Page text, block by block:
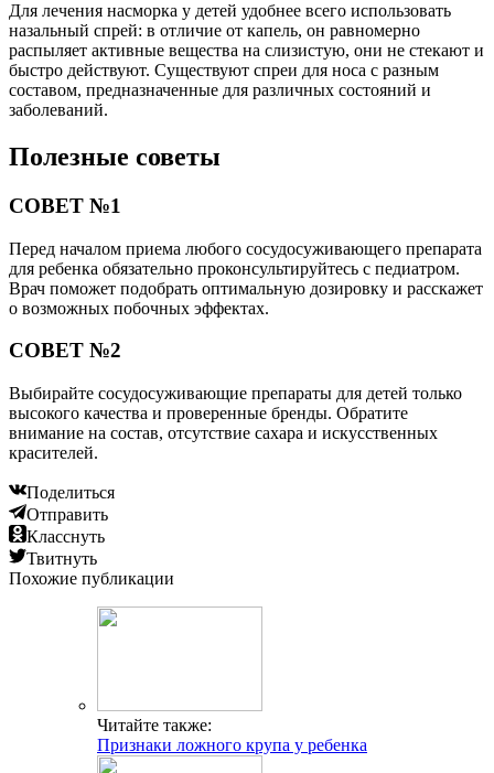
Для лечения насморка у детей удобнее всего использовать
назальный спрей: в отличие от капель, он равномерно
распыляет активные вещества на слизистую, они не стекают и
быстро действуют. Существуют спреи для носа с разным
составом, предназначенные для различных состояний и
заболеваний.
Полезные советы
СОВЕТ №1
Перед началом приема любого сосудосуживающего препарата
для ребенка обязательно проконсультируйтесь с педиатром.
Врач поможет подобрать оптимальную дозировку и расскажет
о возможных побочных эффектах.
СОВЕТ №2
Выбирайте сосудосуживающие препараты для детей только
высокого качества и проверенные бренды. Обратите
внимание на состав, отсутствие сахара и искусственных
красителей.
Поделиться
Отправить
Класснуть
Твитнуть
Похожие публикации
Читайте также:
Признаки ложного крупа у ребенка